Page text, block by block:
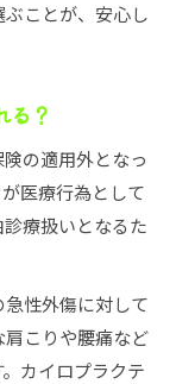
ことが、安心し
る？
の適用外となっ
医療行為として
療扱いとなるた
性外傷に対して
こりや腰痛など
カイロプラクテ